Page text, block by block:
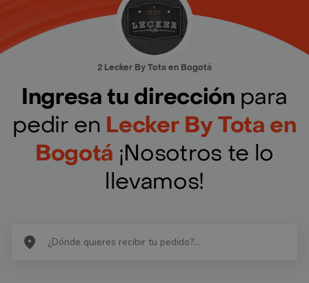
2 Lecker By Tota en Bogotá
Ingresa tu dirección para
pedir en Lecker By Tota en
Bogotá ¡Nosotros te lo
llevamos!